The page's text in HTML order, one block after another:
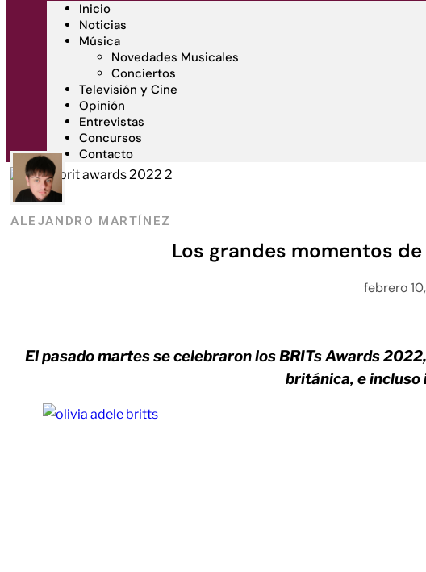
Inicio
Noticias
Música
Novedades Musicales
Conciertos
Televisión y Cine
Opinión
Entrevistas
Concursos
Contacto
ALEJANDRO MARTÍNEZ
Los grandes momentos de
febrero
El pasado martes se celebraron los BRITs Awards
británica, e